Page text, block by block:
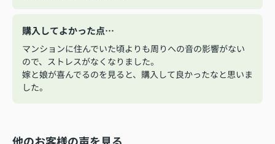
購入してよかった点…
マンションに住んでいた頃よりも周りへの音の影響がない
ので、ストレスがなくなりました。
嫁と娘が喜んでるのを見ると、購入して良かったなと思いま
した。